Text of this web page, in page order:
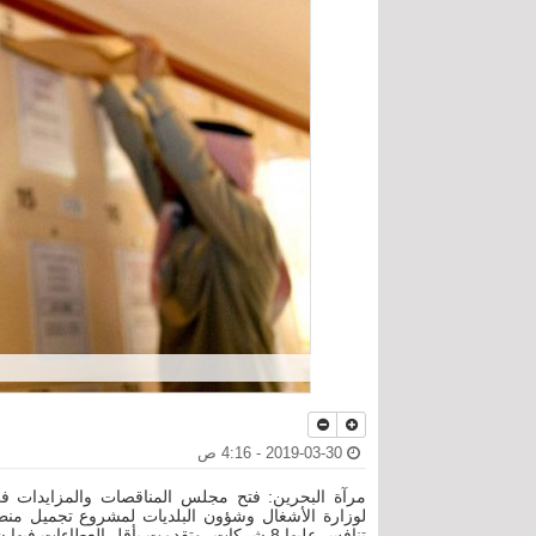
لوزارة الأشغال وشؤون البلديات لمشروع تجميل